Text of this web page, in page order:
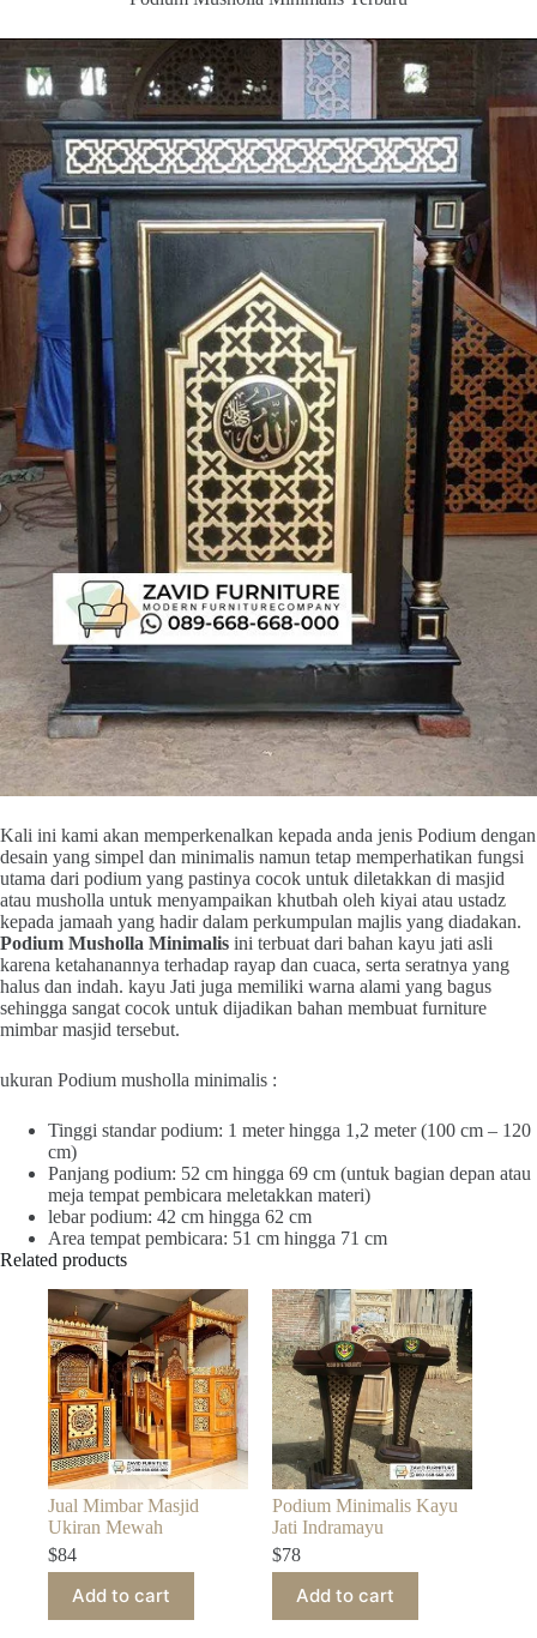
Kali ini kami akan memperkenalkan kepada anda jenis Podium dengan
desain yang simpel dan minimalis namun tetap memperhatikan fungsi
utama dari podium yang pastinya cocok untuk diletakkan di masjid
atau musholla untuk menyampaikan khutbah oleh kiyai atau ustadz
kepada jamaah yang hadir dalam perkumpulan majlis yang diadakan.
Podium Musholla Minimalis ini terbuat dari bahan kayu jati asli
karena ketahanannya terhadap rayap dan cuaca, serta seratnya yang
halus dan indah. kayu Jati juga memiliki warna alami yang bagus
sehingga sangat cocok untuk dijadikan bahan membuat furniture
mimbar masjid tersebut.
ukuran Podium musholla minimalis :
Tinggi standar podium: 1 meter hingga 1,2 meter (100 cm – 120
cm)
Panjang podium: 52 cm hingga 69 cm (untuk bagian depan atau
meja tempat pembicara meletakkan materi)
lebar podium: 42 cm hingga 62 cm
Area tempat pembicara: 51 cm hingga 71 cm
Related products
Jual Mimbar Masjid
Ukiran Mewah
$84
Add to cart
Podium Minimalis Kayu
Jati Indramayu
$78
Add to cart